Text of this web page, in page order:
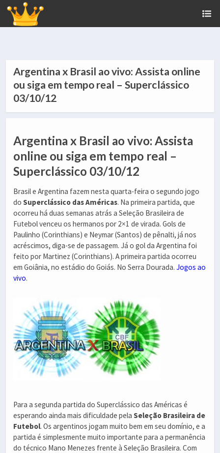
Argentina x Brasil ao vivo: Assista online
ou siga em tempo real – Superclássico
03/10/12
Argentina x Brasil ao vivo: Assista
online ou siga em tempo real –
Superclássico 03/10/12
Brasil e Argentina fazem nesta quarta-feira o segundo jogo
do Superclássico das Américas. Na primeira partida, que
ocorreu há duas semanas atrás a Seleção Brasileira de
Futebol venceu os hermanos por 2×1 de virada. Gols de
Paulinho (Corinthians) e Neymar (Santos) de pênalti, já nos
acréscimos, diga-se de passagem. Já o gol da Argentina foi
feito por Martinez (Corinthians). A primeira partida ocorreu
em Goiânia, no estádio do Goiás. No Serra Dourada. Jogos ao
vivo.
Para a segunda partida do Superclássico das Américas é
esperando ainda mais dificuldade pela Seleção Brasileira de
Futebol. Os argentinos jogam muito bem em seu domínio, e a
partida é simplesmente muito importante para a permanência
do técnico Mano Menezes frente à Seleção Brasileira. Com